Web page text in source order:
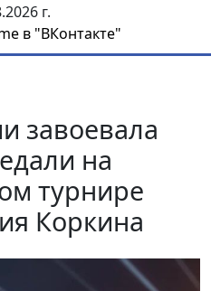
г.
в "ВКонтакте"
завоевала
на
турнире
Коркина